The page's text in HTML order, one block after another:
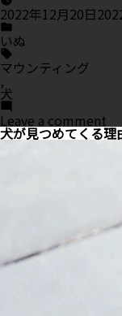
2022年12月20日
Posted
in
いぬ
Tags:
マウンティング
,
犬
Leave a comment
な
ぜ
ウ
ン
犬が見つめてくる